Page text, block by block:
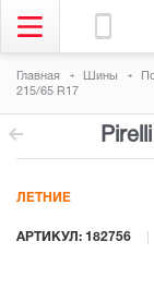
Главная Шины
215/65 R17
АРТИКУЛ: 182756
ЛЕТНИЕ